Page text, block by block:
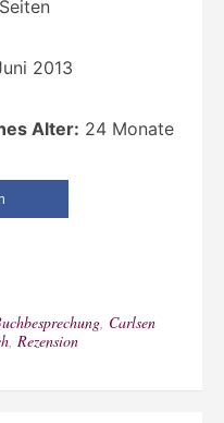
2013
Alter: 24 Monate
, Carlsen
, Rezension